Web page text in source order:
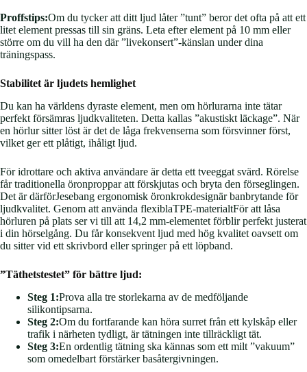
Proffstips:Om du tycker att ditt ljud låter ”tunt” beror det ofta på att ett
litet element pressas till sin gräns. Leta efter element på 10 mm eller
större om du vill ha den där ”livekonsert”-känslan under dina
träningspass.
Stabilitet är ljudets hemlighet
Du kan ha världens dyraste element, men om hörlurarna inte tätar
perfekt försämras ljudkvaliteten. Detta kallas ”akustiskt läckage”. När
en hörlur sitter löst är det de låga frekvenserna som försvinner först,
vilket ger ett plåtigt, ihåligt ljud.
För idrottare och aktiva användare är detta ett tveeggat svärd. Rörelse
får traditionella öronproppar att förskjutas och bryta den förseglingen.
Det är därförJesebang ergonomisk öronkrokdesignär banbrytande för
ljudkvalitet. Genom att använda flexiblaTPE-materialtFör att låsa
hörluren på plats ser vi till att 14,2 mm-elementet förblir perfekt justerat
i din hörselgång. Du får konsekvent ljud med hög kvalitet oavsett om
du sitter vid ett skrivbord eller springer på ett löpband.
”Täthetstestet” för bättre ljud:
Steg 1:Prova alla tre storlekarna av de medföljande
silikontipsarna.
Steg 2:Om du fortfarande kan höra surret från ett kylskåp eller
trafik i närheten tydligt, är tätningen inte tillräckligt tät.
Steg 3:En ordentlig tätning ska kännas som ett milt ”vakuum”
som omedelbart förstärker basåtergivningen.